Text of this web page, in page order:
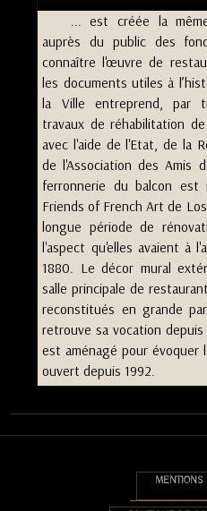
... est créée la
auprès du public des
connaître l'œuvre de
les documents utiles à
la Ville entreprend, par
travaux de réhabilitation
avec l'aide de l'Etat, de la
de l'Association des Amis
ferronnerie du balcon est
Friends of French Art de
longue période de
l'aspect qu'elles avaient à
1880. Le décor mural
salle principale de
reconstitués en grande
retrouve sa vocation
est aménagé pour évoquer
ouvert depuis 1992.
MENTIONS